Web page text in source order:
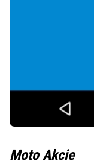
Moto Akcie